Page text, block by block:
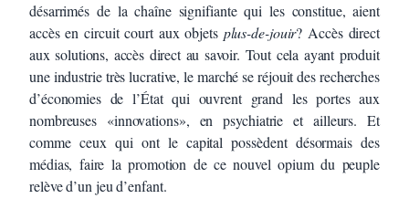
désarrimés de la chaîne signifiante qui les constitue, aient
accès en circuit court aux objets plus-de-jouir? Accès direct
aux solutions, accès direct au savoir. Tout cela ayant produit
une industrie très lucrative, le marché se réjouit des recherches
d’économies de l’État qui ouvrent grand les portes aux
nombreuses «innovations», en psychiatrie et ailleurs. Et
comme ceux qui ont le capital possèdent désormais des
médias, faire la promotion de ce nouvel opium du peuple
relève d’un jeu d’enfant.